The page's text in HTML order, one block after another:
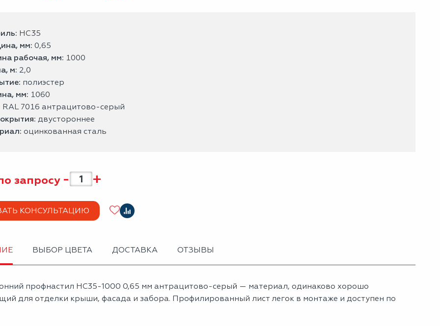
НС35
мм: 0,65
рабочая, мм: 1000
м: 2,0
полиэстер
мм: 1060
RAL 7016 антрацитово-серый
двустороннее
оцинкованная сталь
запросу - +
КОНСУЛЬТАЦИЮ
ВЫБОР ЦВЕТА ДОСТАВКА ОТЗЫВЫ
профнастил НС35-1000 0,65 мм антрацитово-серый — материал, одинаково хорошо
для отделки крыши, фасада и забора. Профилированный лист легок в монтаже и доступен по